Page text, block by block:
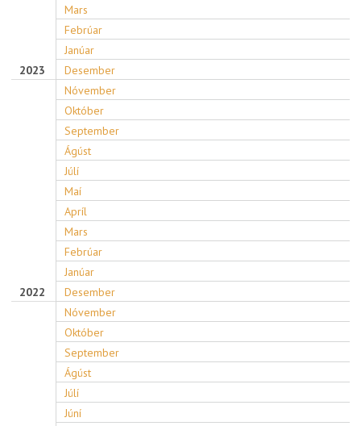
Mars
Febrúar
Janúar
2023
Desember
Nóvember
Október
September
Ágúst
Júlí
Maí
Apríl
Mars
Febrúar
Janúar
2022
Desember
Nóvember
Október
September
Ágúst
Júlí
Júní